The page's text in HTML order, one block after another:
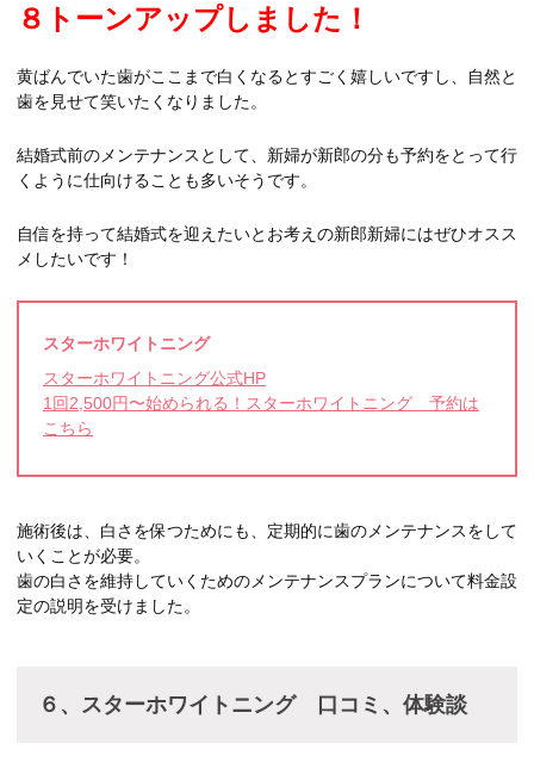
８トーンアップしました！
黄ばんでいた歯がここまで白くなるとすごく嬉しいですし、自然と
歯を見せて笑いたくなりました。
結婚式前のメンテナンスとして、新婦が新郎の分も予約をとって行
くように仕向けることも多いそうです。
自信を持って結婚式を迎えたいとお考えの新郎新婦にはぜひオスス
メしたいです！
スターホワイトニング
スターホワイトニング公式HP
1回2,500円〜始められる！スターホワイトニング 予約は
こちら
施術後は、白さを保つためにも、定期的に歯のメンテナンスをして
いくことが必要。
歯の白さを維持していくためのメンテナンスプランについて料金設
定の説明を受けました。
６、スターホワイトニング 口コミ、体験談